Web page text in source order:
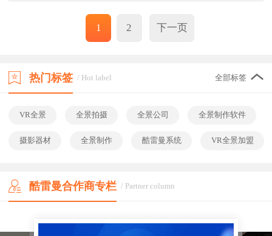
1 2 下一页
热门标签 / Hot label 全部标签
VR全景 全景拍摄 全景公司 全景制作软件
摄影器材 全景制作 酷雷曼系统 VR全景加盟
酷雷曼合作商专栏 / Partner column